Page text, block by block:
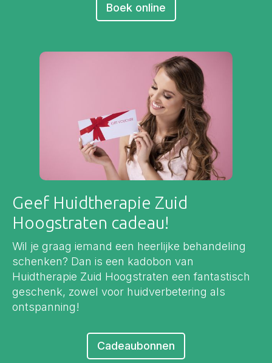
Boek online
Geef Huidtherapie Zuid
Hoogstraten cadeau!
Wil je graag iemand een heerlijke behandeling
schenken? Dan is een kadobon van
Huidtherapie Zuid Hoogstraten een fantastisch
geschenk, zowel voor huidverbetering als
ontspanning!
Cadeaubonnen